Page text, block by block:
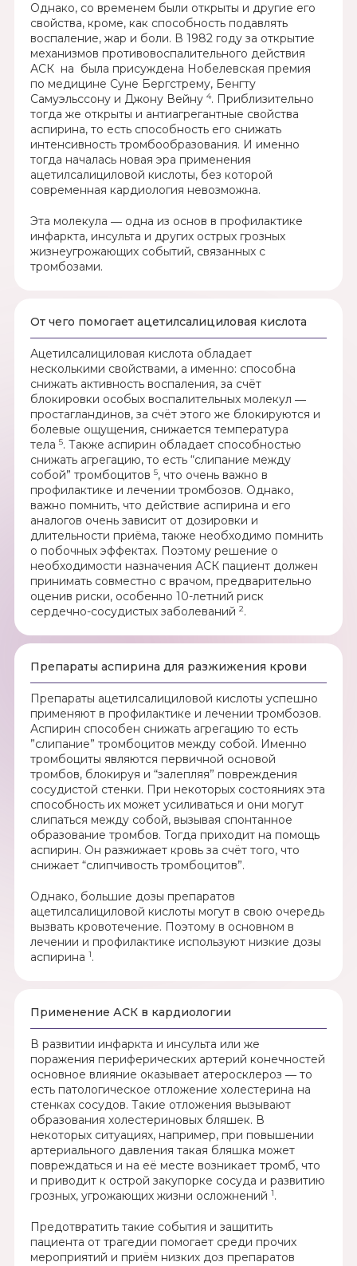
Однако, со временем были открыты и другие его
свойства, кроме, как способность подавлять
воспаление, жар и боли. В 1982 году за открытие
механизмов противовоспалительного действия
АСК на была присуждена Нобелевская премия
по медицине Суне Бергстрему, Бенгту
Самуэльссону и Джону Вейну 4. Приблизительно
тогда же открыты и антиагрегантные свойства
аспирина, то есть способность его снижать
интенсивность тромбообразования. И именно
тогда началась новая эра применения
ацетилсалициловой кислоты, без которой
современная кардиология невозможна.
Эта молекула ― одна из основ в профилактике
инфаркта, инсульта и других острых грозных
жизнеугрожающих событий, связанных с
тромбозами.
От чего помогает ацетилсалициловая кислота
Ацетилсалициловая кислота обладает
несколькими свойствами, а именно: способна
снижать активность воспаления, за счёт
блокировки особых воспалительных молекул ―
простагландинов, за счёт этого же блокируются и
болевые ощущения, снижается температура
тела 5. Также аспирин обладает способностью
снижать агрегацию, то есть “слипание между
собой” тромбоцитов 5, что очень важно в
профилактике и лечении тромбозов. Однако,
важно помнить, что действие аспирина и его
аналогов очень зависит от дозировки и
длительности приёма, также необходимо помнить
о побочных эффектах. Поэтому решение о
необходимости назначения АСК пациент должен
принимать совместно с врачом, предварительно
оценив риски, особенно 10-летний риск
сердечно-сосудистых заболеваний 2.
Препараты аспирина для разжижения крови
Препараты ацетилсалициловой кислоты успешно
применяют в профилактике и лечении тромбозов.
Аспирин способен снижать агрегацию то есть
”слипание” тромбоцитов между собой. Именно
тромбоциты являются первичной основой
тромбов, блокируя и “залепляя” повреждения
сосудистой стенки. При некоторых состояниях эта
способность их может усиливаться и они могут
слипаться между собой, вызывая спонтанное
образование тромбов. Тогда приходит на помощь
аспирин. Он разжижает кровь за счёт того, что
снижает “слипчивость тромбоцитов”.
Однако, большие дозы препаратов
ацетилсалициловой кислоты могут в свою очередь
вызвать кровотечение. Поэтому в основном в
лечении и профилактике используют низкие дозы
аспирина 1.
Применение АСК в кардиологии
В развитии инфаркта и инсульта или же
поражения периферических артерий конечностей
основное влияние оказывает атеросклероз ― то
есть патологическое отложение холестерина на
стенках сосудов. Такие отложения вызывают
образования холестериновых бляшек. В
некоторых ситуациях, например, при повышении
артериального давления такая бляшка может
повреждаться и на её месте возникает тромб, что
и приводит к острой закупорке сосуда и развитию
грозных, угрожающих жизни осложнений 1.
Предотвратить такие события и защитить
пациента от трагедии помогает среди прочих
мероприятий и приём низких доз препаратов